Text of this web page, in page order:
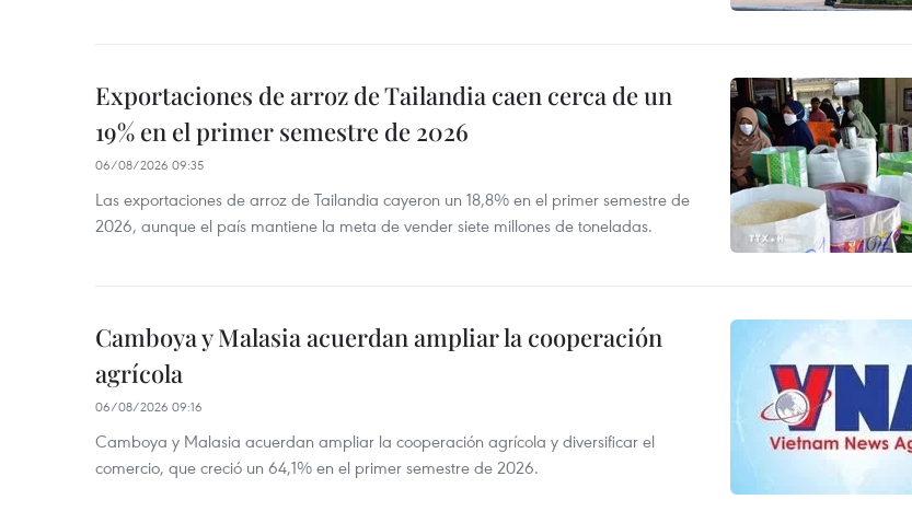
Exportaciones de arroz de Tailandia caen cerca de un
19% en el primer semestre de 2026
06/08/2026 09:35
Las exportaciones de arroz de Tailandia cayeron un 18,8% en el primer semestre de
2026, aunque el país mantiene la meta de vender siete millones de toneladas.
Camboya y Malasia acuerdan ampliar la cooperación
agrícola
06/08/2026 09:16
Camboya y Malasia acuerdan ampliar la cooperación agrícola y diversificar el
comercio, que creció un 64,1% en el primer semestre de 2026.